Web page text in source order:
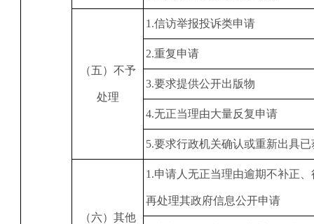
（五）不予
处理
1 .信访举报投诉类申请
2.重复申请
3.要求提供公开出版物
4.无正当理由大量反复申请
5.要求行政机关确认或重新出具
（六）其他
1 .申请人无正当理由逾期不补正
再处理其政府信息公开申请